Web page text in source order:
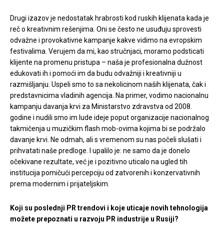
Drugi izazov je nedostatak hrabrosti kod ruskih klijenata kada je
reč o kreativnim rešenjima. Oni se često ne usuđuju sprovesti
odvažne i provokativne kampanje kakve vidimo na evropskim
festivalima. Verujem da mi, kao stručnjaci, moramo podsticati
klijente na promenu pristupa – naša je profesionalna dužnost
edukovati ih i pomoći im da budu odvažniji i kreativniji u
razmišljanju. Uspeli smo to sa nekolicinom naših klijenata, čak i
predstavnicima vladinih agencija. Na primer, vodimo nacionalnu
kampanju davanja krvi za Ministarstvo zdravstva od 2008.
godine i nudili smo im lude ideje poput organizacije nacionalnog
takmičenja u muzičkim flash mob-ovima kojima bi se podržalo
davanje krvi. Ne odmah, ali s vremenom su nas počeli slušati i
prihvatati naše predloge. I upalilo je: ne samo da je donelo
očekivane rezultate, već je i pozitivno uticalo na ugled tih
institucija pomičući percepciju od zatvorenih i konzervativnih
prema modernim i prijateljskim.
Koji su poslednji PR trendovi i koje uticaje novih tehnologija
možete prepoznati u razvoju PR industrije u Rusiji?